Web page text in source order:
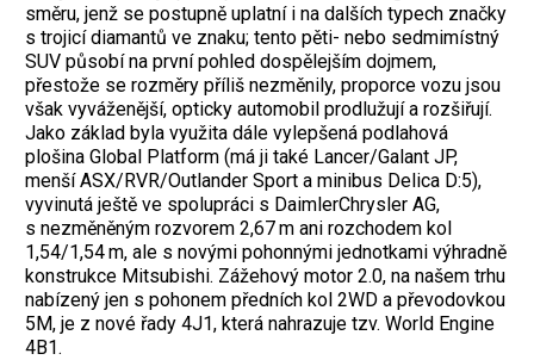
směru, jenž se postupně uplatní i na dalších typech značky
s trojicí diamantů ve znaku; tento pěti- nebo sedmimístný
SUV působí na první pohled dospělejším dojmem,
přestože se rozměry příliš nezměnily, proporce vozu jsou
však vyváženější, opticky automobil prodlužují a rozšiřují.
Jako základ byla využita dále vylepšená podlahová
plošina Global Platform (má ji také Lancer/Galant JP,
menší ASX/RVR/Outlander Sport a minibus Delica D:5),
vyvinutá ještě ve ­spolupráci s DaimlerChrysler AG,
s nezměněným rozvorem 2,67 m ani rozchodem kol
1,54/1,54 m, ale s novými pohonnými jednotkami výhradně
konstrukce Mitsubishi. Zážehový motor 2.0, na našem trhu
nabízený jen s pohonem předních kol 2WD a převodovkou
5M, je z nové řady 4J1, která nahrazuje tzv. World Engine
4B1.